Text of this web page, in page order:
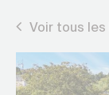
Voir tous les